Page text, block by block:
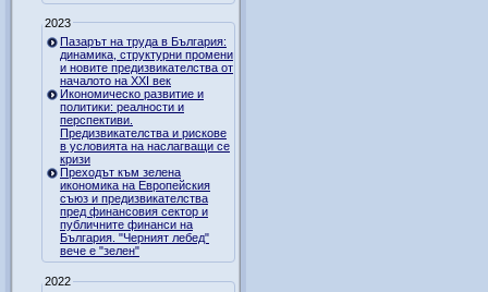
2023
Пазарът на труда в България:
динамика, структурни промени
и новите предизвикателства от
началото на XXI век
Икономическо развитие и
политики: реалности и
перспективи.
Предизвикателства и рискове
в условията на наслагващи се
кризи
Преходът към зелена
икономика на Европейския
съюз и предизвикателства
пред финансовия сектор и
публичните финанси на
България. "Черният лебед"
вече е "зелен"
2022